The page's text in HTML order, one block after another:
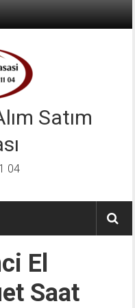
Satım
04
El
Saat